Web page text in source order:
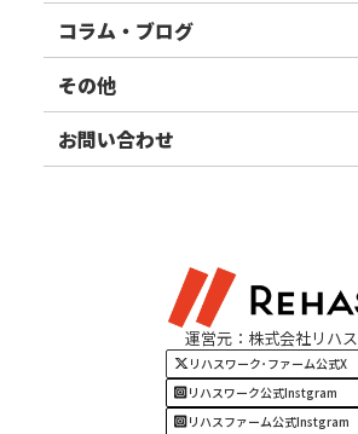
リハスファーム
関東エリア
東北エリア
甲信越エリア
四国・九州エリア
コラム・ブログ
事業所ブログ
ご利用者様の声
その他
お知らせ
お問い合わせ
運営元：株式会社リハス
リハスワーク･ファーム公式X
リハスワーク公式Instgram
リハスファーム公式Instgram